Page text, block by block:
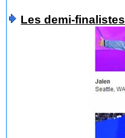
Les demi-finalistes